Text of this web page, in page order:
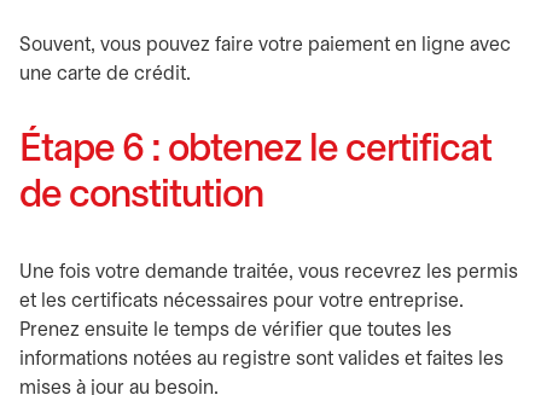
Souvent, vous pouvez faire votre paiement en ligne avec
une carte de crédit.
Étape 6 : obtenez le certificat
de constitution
Une fois votre demande traitée, vous recevrez les permis
et les certificats nécessaires pour votre entreprise.
Prenez ensuite le temps de vérifier que toutes les
informations notées au registre sont valides et faites les
mises à jour au besoin.